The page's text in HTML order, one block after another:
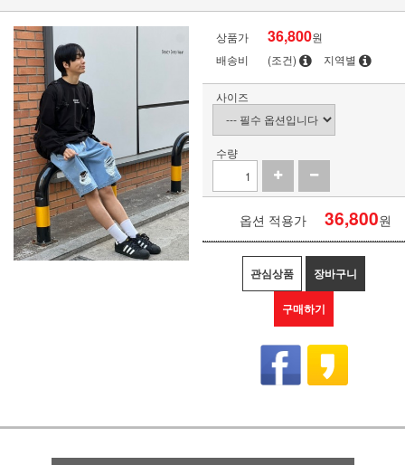
상품가 36,800원
배송비
(조건) 지역별
사이즈
수량
옵션 적용가 36,800원
관심상품 장바구니
구매하기